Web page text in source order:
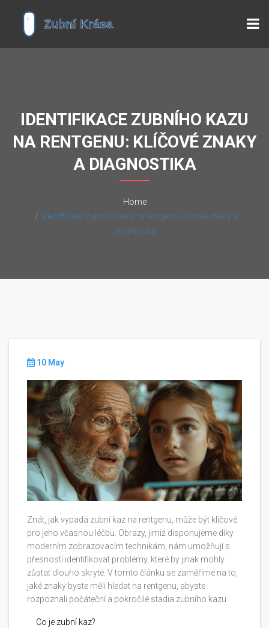
IDENTIFIKACE ZUBNÍHO KAZU
NA RENTGENU: KLÍČOVÉ ZNAKY
A DIAGNOSTIKA
Home
Identifikace zubního kazu na rentgenu: Klíčové znaky a
diagnostika
10 May
Znát, jak vypadá zubní kaz na rentgenu, může být klíčové
pro jeho včasnou léčbu. Obrazy, jimiž disponujeme díky
moderním zobrazovacím technikám, nám umožňují s
přesností identifikovat problémy, které by jinak mohly
zůstat dlouho skryté. V tomto článku se zaměříme na to,
jaké znaky byste měli hledat na rentgenu, abyste
rozpoznali počáteční a pokročilé stadia zubního kazu.
Co je zubní kaz?